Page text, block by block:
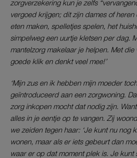
zorgverzekering kun je zelfs
vergoed krijgen; dit zijn dames of
eten maken, spelletjes spelen, het
simpelweg een uurtje kletsen per dag.
mantelzorg makelaar je helpen. Met die
goede klik en denkt veel mee!’
‘Mijn zus en ik hebben mijn moeder
geïntroduceerd aan een zorgwoning.
zorg inkopen mocht dat nodig zijn.
alles in je eentje op te vangen. Zij
we zeiden tegen haar: ‘Je kunt nu nog
wonen, maar als er iets gebeurt dan
waar er op dat moment plek is. Je kunt